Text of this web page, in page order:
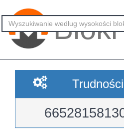
Bloki
Trudności